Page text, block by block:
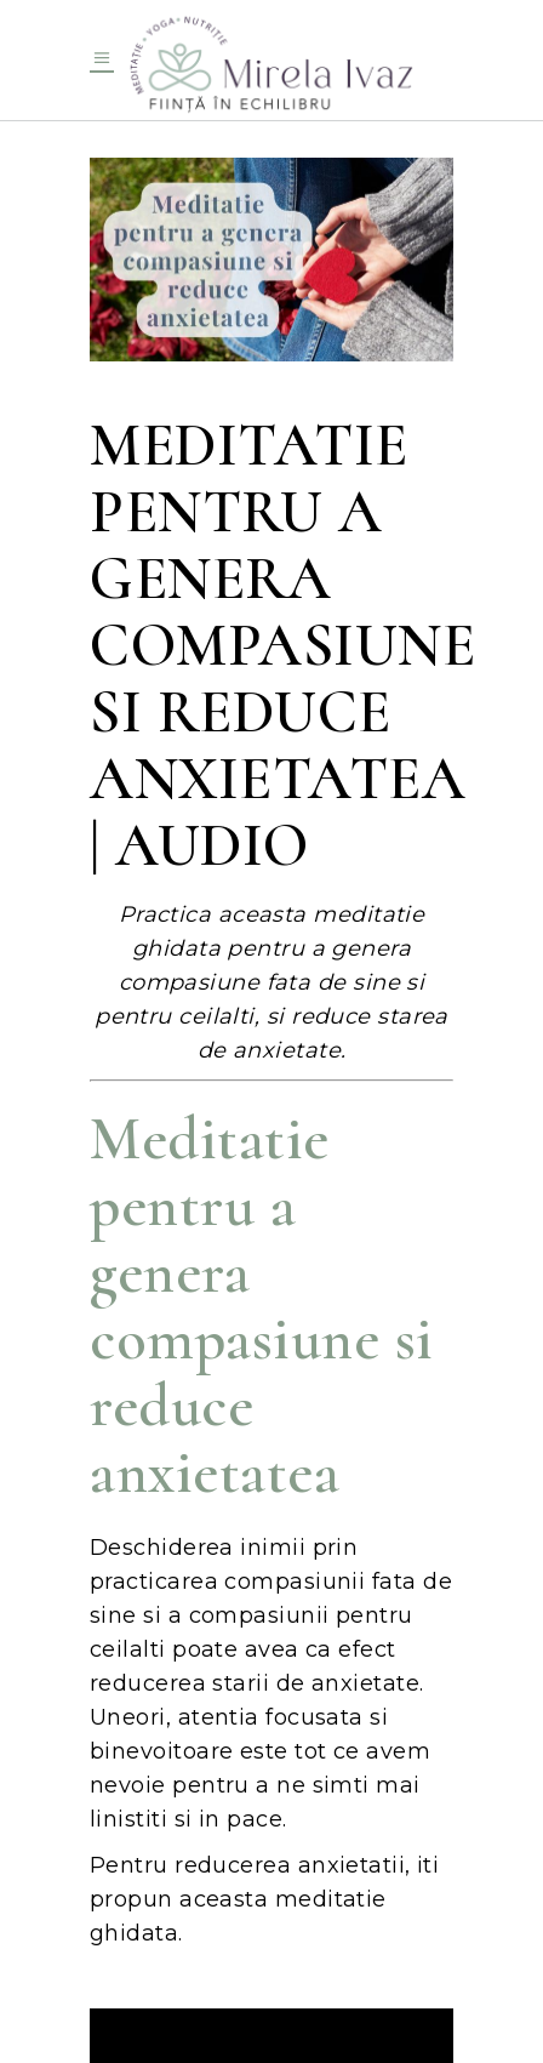
MEDITATIE
PENTRU A
GENERA
COMPASIUNE
SI REDUCE
ANXIETATEA
| AUDIO
Practica aceasta meditatie
ghidata pentru a genera
compasiune fata de sine si
pentru ceilalti, si reduce starea
de anxietate.
Meditatie
pentru a
genera
compasiune si
reduce
anxietatea
Deschiderea inimii prin
practicarea compasiunii fata de
sine si a compasiunii pentru
ceilalti poate avea ca efect
reducerea starii de anxietate.
Uneori, atentia focusata si
binevoitoare este tot ce avem
nevoie pentru a ne simti mai
linistiti si in pace.
Pentru reducerea anxietatii, iti
propun aceasta meditatie
ghidata.